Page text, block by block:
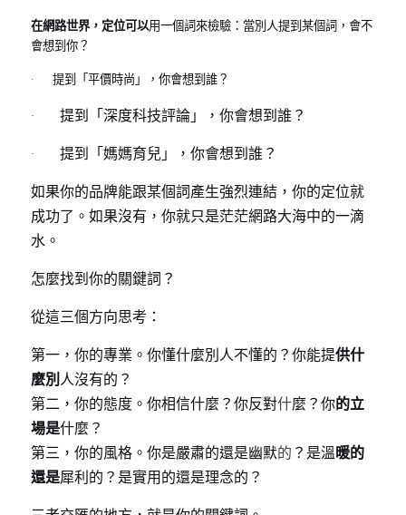
在網路世界，定位可以用一個詞來檢驗：當別人提到某個詞，會不
會想到你？
·       提到「平價時尚」，你會想到誰？
·       提到「深度科技評論」，你會想到誰？
·       提到「媽媽育兒」，你會想到誰？
如果你的品牌能跟某個詞產生強烈連結，你的定位就
成功了。如果沒有，你就只是茫茫網路大海中的一滴
水。
怎麼找到你的關鍵詞？
從這三個方向思考：
第一，你的專業。你懂什麼別人不懂的？你能提供什
麼別 人沒有的？
第二，你的態度。你相信什麼？你反對什麼？你的立
場是什麼？
第三，你的風格。你是嚴肅的還是幽默的 ？是溫暖的
還是犀利的？是實用的還是理念的？